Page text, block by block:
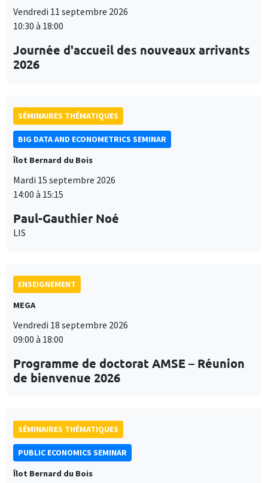
Vendredi 11 septembre 2026
10:30 à 18:00
Journée d'accueil des nouveaux arrivants
2026
SÉMINAIRES THÉMATIQUES
BIG DATA AND ECONOMETRICS SEMINAR
Îlot Bernard du Bois
Mardi 15 septembre 2026
14:00 à 15:15
Paul-Gauthier Noé
LIS
ENSEIGNEMENT
MEGA
Vendredi 18 septembre 2026
09:00 à 18:00
Programme de doctorat AMSE – Réunion
de bienvenue 2026
SÉMINAIRES THÉMATIQUES
PUBLIC ECONOMICS SEMINAR
Îlot Bernard du Bois